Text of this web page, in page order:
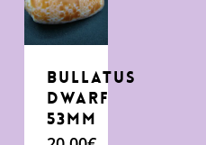
Bullatus
dwarf
53mm